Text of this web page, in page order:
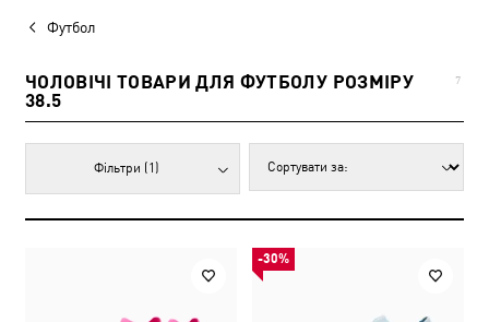
Футбол
ЧОЛОВІЧІ ТОВАРИ ДЛЯ ФУТБОЛУ РОЗМІРУ
38.5
7
Фільтри (1)
-30%